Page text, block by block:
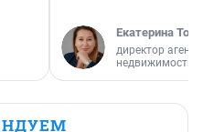
Екатерина
директор
недвижимости